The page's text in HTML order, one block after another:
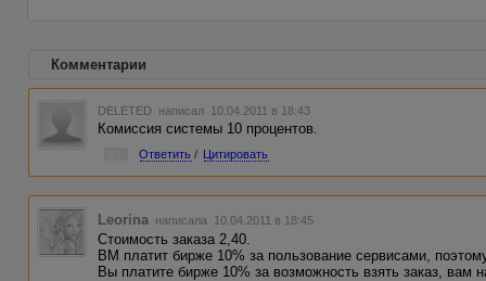
Комментарии
DELETED написал 10.04.2011 в 18:43
Комиссия системы 10 процентов.
Ответить / Цитировать
Leorina написала 10.04.2011 в 18:45
Стоимость заказа 2,40.
ВМ платит бирже 10% за пользование сервисами,
Вы платите бирже 10% за возможность взять заказ, вам